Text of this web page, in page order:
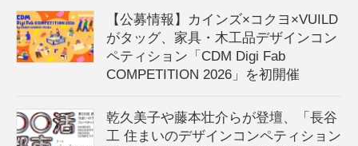
【公募情報】カインズ×コクヨ×VUILD
がタッグ、家具・木工品デザインコン
ペティション「CDM Digi Fab
COMPETITION 2026」を初開催
乾久美子や藤本壮介らが登壇、「長谷
工 住まいのデザインコンペティション